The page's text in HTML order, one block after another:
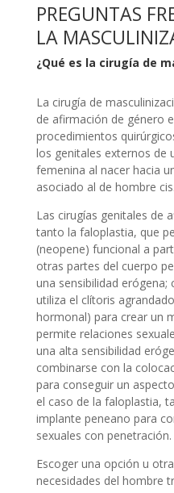
PREGUNTAS
LA
¿Qué es la cirugía de
La cirugía de
de afirmación de género
procedimientos
los genitales externos de
femenina al nacer hacia
asociado al de hombre cis.
Las cirugías genitales de
tanto la faloplastia, que
(neopene) funcional a
otras partes del cuerpo
una sensibilidad
utiliza el clítoris
hormonal) para crear un
permite relaciones
una alta sensibilidad
combinarse con la
para conseguir un
el caso de la faloplastia,
implante peneano para
sexuales con penetración.
Escoger una opción u
necesidades del hombre